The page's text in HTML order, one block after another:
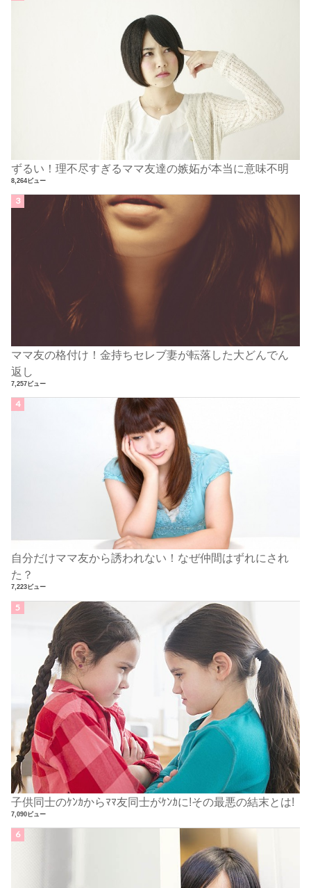
ずるい！理不尽すぎるママ友達の嫉妬が本当に意味不明
8,264ビュー
ママ友の格付け！金持ちセレブ妻が転落した大どんでん
返し
7,257ビュー
自分だけママ友から誘われない！なぜ仲間はずれにされ
た？
7,223ビュー
子供同士のｹﾝｶからﾏﾏ友同士がｹﾝｶに!その最悪の結末とは!
7,090ビュー